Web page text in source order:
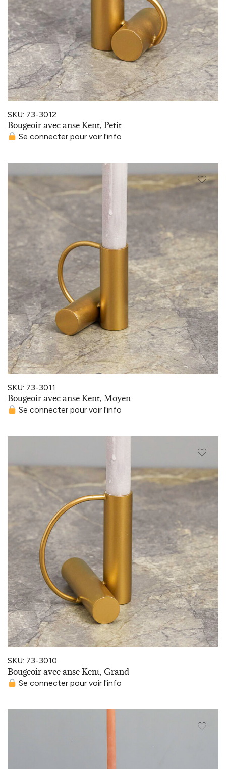
SKU: 73-3012
Bougeoir avec anse Kent, Petit
Se connecter pour voir l'info
SKU: 73-3011
Bougeoir avec anse Kent, Moyen
Se connecter pour voir l'info
SKU: 73-3010
Bougeoir avec anse Kent, Grand
Se connecter pour voir l'info